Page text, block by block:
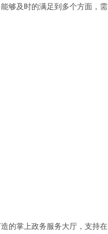
够及时的满足到多个方面，需
的掌上政务服务大厅，支持在